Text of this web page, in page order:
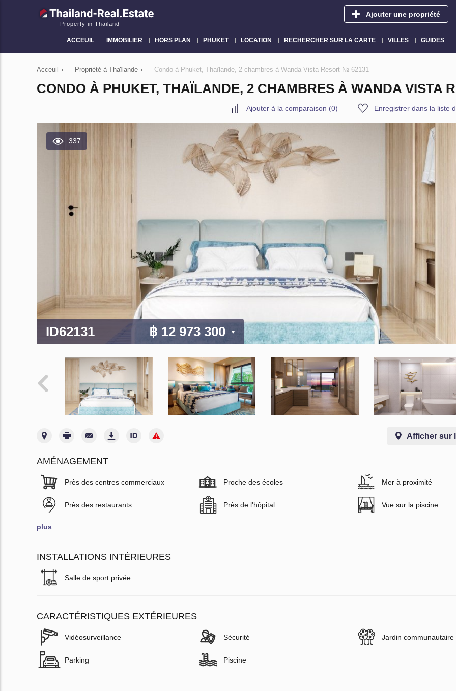
Property in Thailand
Ajouter une propriété
ACCEUIL IMMOBILIER HORS PLAN PHUKET LOCATION RECHERCHER SUR LA CARTE VILLES GUIDES
Acceuil › Propriété à Thaïlande › Condo à Phuket, Thaïlande, 2 chambres à Wanda Vista Resort № 62131
CONDO À PHUKET, THAÏLANDE, 2 CHAMBRES À WANDA VISTA
Ajouter à la comparaison (0) Enregistrer dans la liste
337
ID62131 ฿ 12 973 300
Afficher sur
AMÉNAGEMENT
Près des centres commerciaux Proche des écoles Mer à proximité
Près des restaurants Près de l'hôpital Vue sur la piscine
plus
INSTALLATIONS INTÉRIEURES
Salle de sport privée
CARACTÉRISTIQUES EXTÉRIEURES
Vidéosurveillance Sécurité Jardin communautaire
Parking Piscine